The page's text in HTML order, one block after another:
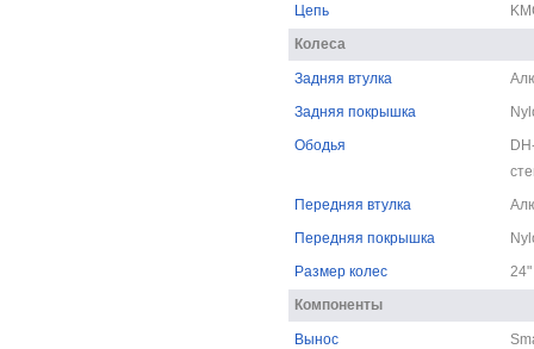
Цепь
Колеса
Задняя втулка
Задняя покрышка
Ободья
Передняя втулка
Передняя покрышка
Размер колес
24"
Компоненты
Вынос